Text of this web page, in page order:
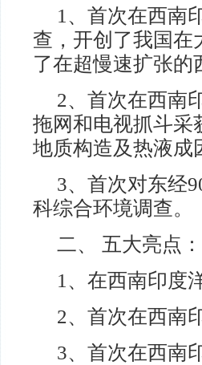
1、首次在西南
查，开创了我国在
了在超慢速扩张
2、首次在西南
拖网和电视抓斗采
地质构造及热液
3、首次对东经
科综合环境调查。
二、 五大亮点：
1、在西南印度
2、首次在西南
3、首次在西南